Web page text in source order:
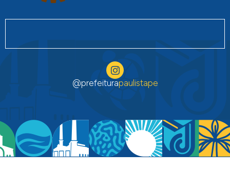
@prefeiturapaulistape